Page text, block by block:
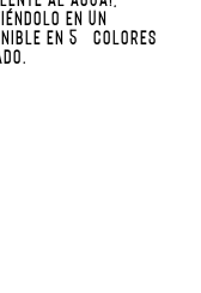
EN UN
EN 5 COLORES